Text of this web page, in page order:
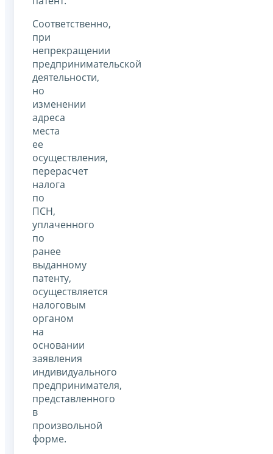
Соответственно,
при
непрекращении
предпринимательской
деятельности,
но
изменении
адреса
места
ее
осуществления,
перерасчет
налога
по
ПСН,
уплаченного
по
ранее
выданному
патенту,
осуществляется
налоговым
органом
на
основании
заявления
индивидуального
предпринимателя,
представленного
в
произвольной
форме.